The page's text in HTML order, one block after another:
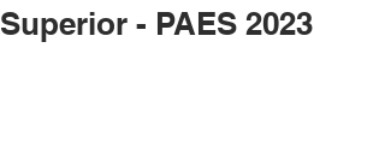
Superior - PAES 2023